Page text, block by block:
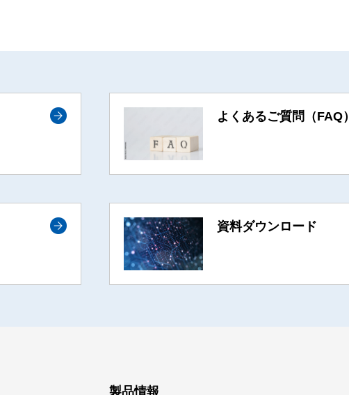
よくあるご質問（FAQ）
資料ダウンロード
製品情報